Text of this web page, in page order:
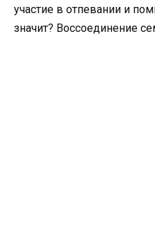
участие в отпевании и
значит? Воссоединение